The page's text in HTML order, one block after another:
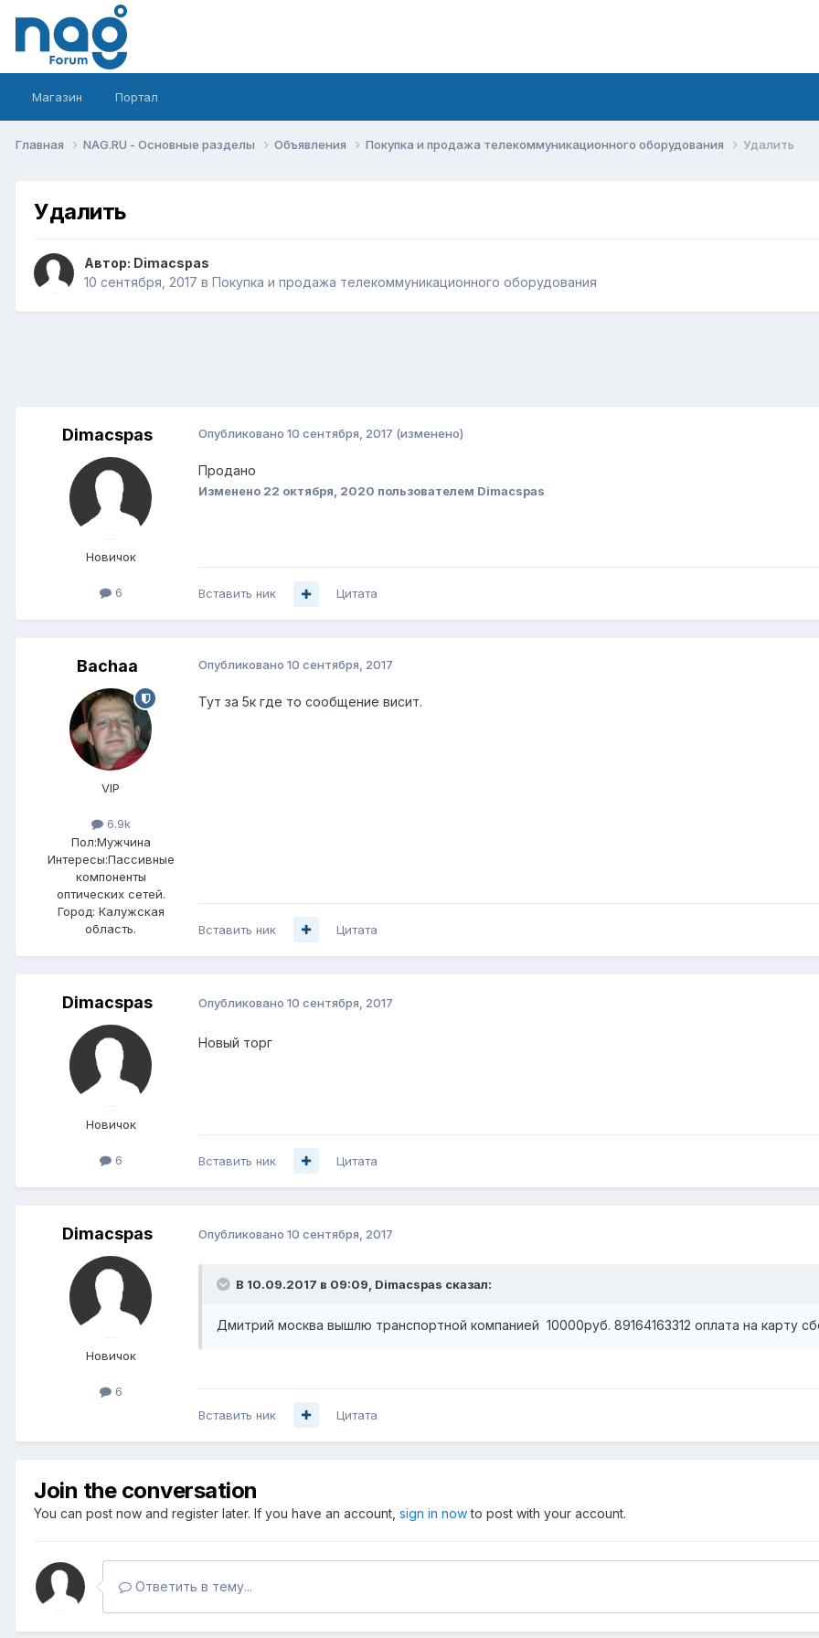
Магазин Портал
Главная NAG.RU - Основные разделы Объявления Покупка и продажа телекоммуникационного оборудования Удалить
Удалить
Автор: Dimacspas
10 сентября, 2017 в Покупка и продажа телекоммуникационного оборудования
Dimacspas
Новичок
6
Опубликовано 10 сентября, 2017 (изменено)
Продано
Изменено 22 октября, 2020 пользователем Dimacspas
Вставить ник Цитата
Bachaa
VIP
6.9k
Пол:Мужчина
Интересы:Пассивные
компоненты
оптических сетей.
Город: Калужская
область.
Опубликовано 10 сентября, 2017
Тут за 5к где то сообщение висит.
Вставить ник Цитата
Dimacspas
Новичок
6
Опубликовано 10 сентября, 2017
Новый торг
Вставить ник Цитата
Dimacspas
Новичок
6
Опубликовано 10 сентября, 2017
В 10.09.2017 в 09:09, Dimacspas сказал:
Дмитрий москва вышлю транспортной компанией 10000руб. 89164163312 оплата на карту
Вставить ник Цитата
Join the conversation
You can post now and register later. If you have an account, sign in nowto post with your account.
Ответить в тему...